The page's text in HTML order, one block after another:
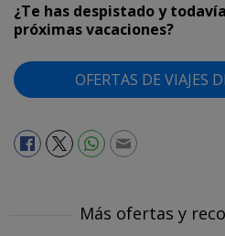
¿Te has despistado y
próximas vacaciones?
OFERTAS DE VIAJES
Más ofertas y